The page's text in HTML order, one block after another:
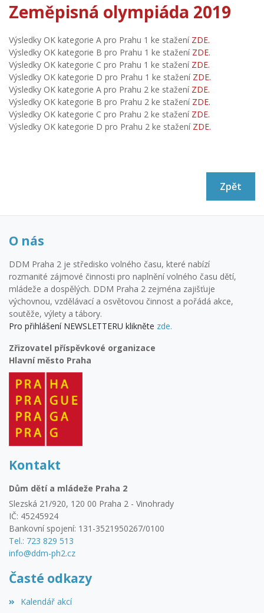
Zeměpisná olympiáda 2019
Výsledky OK kategorie A pro Prahu 1 ke stažení ZDE.
Výsledky OK kategorie B pro Prahu 1 ke stažení ZDE.
Výsledky OK kategorie C pro Prahu 1 ke stažení ZDE.
Výsledky OK kategorie D pro Prahu 1 ke stažení ZDE.
Výsledky OK kategorie A pro Prahu 2 ke stažení ZDE.
Výsledky OK kategorie B pro Prahu 2 ke stažení ZDE.
Výsledky OK kategorie C pro Prahu 2 ke stažení ZDE.
Výsledky OK kategorie D pro Prahu 2 ke stažení ZDE.
Zpět
O nás
DDM Praha 2 je středisko volného času, které nabízí
rozmanité zájmové činnosti pro naplnění volného času dětí,
mládeže a dospělých. DDM Praha 2 zejména zajišťuje
výchovnou, vzdělávací a osvětovou činnost a pořádá akce,
soutěže, výlety a tábory.
Pro přihlášení NEWSLETTERU klikněte zde.
Zřizovatel příspěvkové organizace
Hlavní město Praha
Kontakt
Dům dětí a mládeže Praha 2
Slezská 21/920, 120 00 Praha 2 - Vinohrady
IČ: 45245924
Bankovní spojení: 131-3521950267/0100
Tel.: 723 829 513
info@ddm-ph2.cz
Časté odkazy
Kalendář akcí